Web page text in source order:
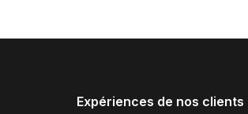
Expériences de nos clients